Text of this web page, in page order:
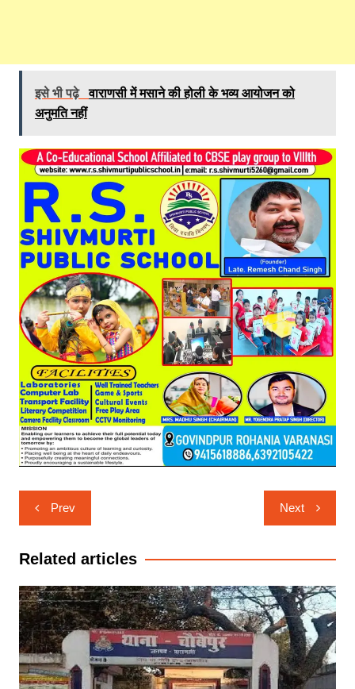
इसे भी पढ़े वाराणसी में मसाने की होली के भव्य आयोजन को
अनुमति नहीं
Post
navigation
Prev Next
Related articles